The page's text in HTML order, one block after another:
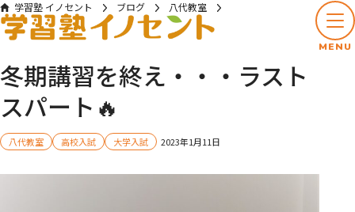
MENU
学習塾 イノセント ブログ
八代教室
冬期講習を終え・・・ラストスパート🔥
冬期講習を終え・・・ラスト
スパート🔥
八代教室 高校入試 大学入試 2023年1月11日